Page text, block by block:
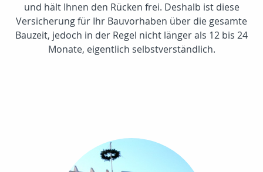
und hält Ihnen den Rücken frei. Deshalb ist diese
Versicherung für Ihr Bauvorhaben über die gesamte
Bauzeit, jedoch in der Regel nicht länger als 12 bis 24
Monate, eigentlich selbstverständlich.